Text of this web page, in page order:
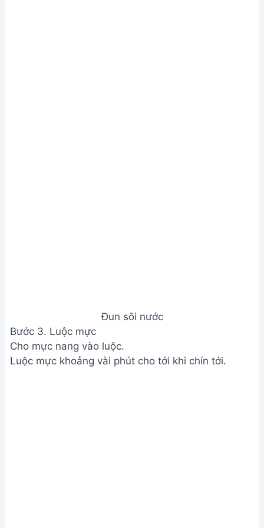
Đun sôi nước
Bước 3. Luộc mực
Cho mực nang vào luộc.
Luộc mực khoảng vài phút cho tới khi chín tới.